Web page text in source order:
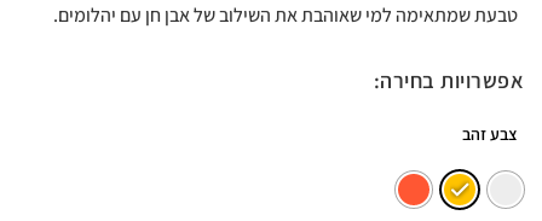
טבעת שמתאימה למי שאוהבת את השילוב של אבן חן עם יהלומים.
אפשרויות בחירה:
צבע זהב